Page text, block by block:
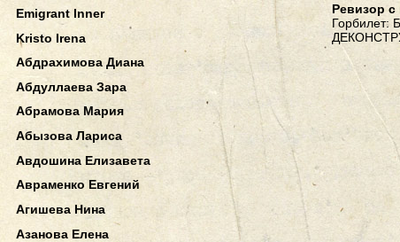
Ревизор
Горбилет:
Emigrant Inner
Kristo Irena
Абдрахимова Диана
Абдуллаева Зара
Абрамова Мария
Абызова Лариса
Авдошина Елизавета
Авраменко Евгений
Агишева Нина
Азанова Елена